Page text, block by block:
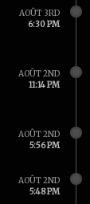
AOÛT 3RD
6:30 PM
AOÛT 2ND
11:14 PM
AOÛT 2ND
5:56 PM
AOÛT 2ND
5:48 PM